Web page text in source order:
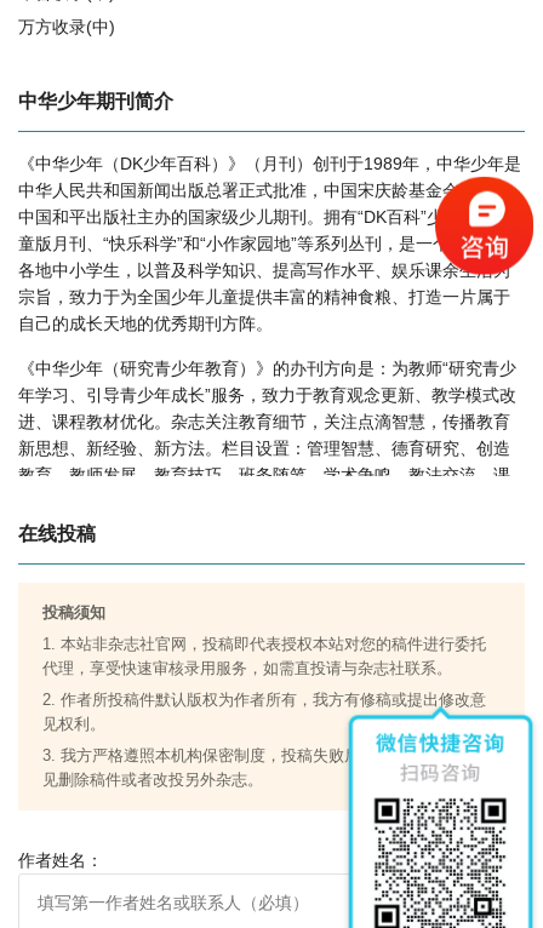
万方收录(中)
相关提问
中华少年的影响因子是多少？
中华少年怎么样？
中华少年版面费如何收取？
中华少年是什么级别刊物？
中华少年审稿要多久？
中华少年是国家级期刊吗？
中华少年期刊简介
《中华少年（DK少年百科）》（月刊）创刊于1989年，中华少年是
中华人民共和国新闻出版总署正式批准，中国宋庆龄基金会主管、
中国和平出版社主办的国家级少儿期刊。拥有“DK百科”少年版和儿
童版月刊、“快乐科学”和“小作家园地”等系列丛刊，是一个面向全国
各地中小学生，以普及科学知识、提高写作水平、娱乐课余生活为
宗旨，致力于为全国少年儿童提供丰富的精神食粮、打造一片属于
自己的成长天地的优秀期刊方阵。
《中华少年（研究青少年教育）》的办刊方向是：为教师“研究青少
年学习、引导青少年成长”服务，致力于教育观念更新、教学模式改
进、课程教材优化。杂志关注教育细节，关注点滴智慧，传播教育
新思想、新经验、新方法。栏目设置：管理智慧、德育研究、创造
教育、教师发展、教育技巧、班务随笔、学术争鸣、教法交流、课
《中华少年（DK百科儿童版）》关注和贴近少年儿童的生活和学
想性，又有知识性和趣味性，生动活泼，图文并茂，向中小学生提
供健康有益的精神食粮。
《中华少年（艺术创想坊）》用生动活泼的形式，向港、澳、台及
海外华侨、华裔少年儿童介绍祖国的历史、地理、文化艺术、杰出
人物和建设成就，同时反映世界各地中华后代的生活，增进海内外
炎黄子孙的相互了解。
在线投稿
投稿须知
1. 本站非杂志社官网，投稿即代表授权本站对您的稿件进行委托
代理，享受快速审核录用服务，如需直投请与杂志社联系。
2. 作者所投稿件默认版权为作者所有，我方有修稿或提出修改意
见权利。
3. 我方严格遵照本机构保密制度，投稿失败后，遵从原创作者意
见删除稿件或者改投另外杂志。
作者姓名：